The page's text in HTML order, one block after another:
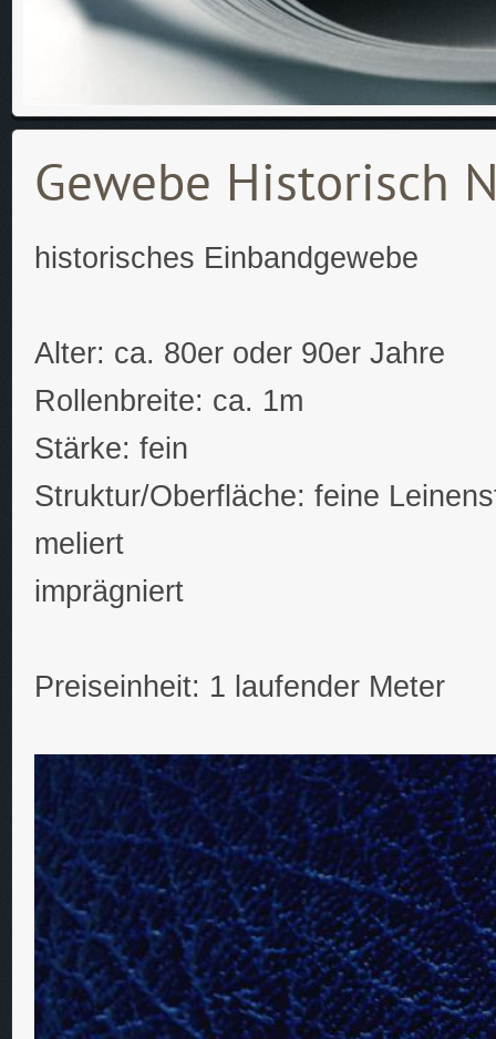
Gewebe Historisch
historisches Einbandgewebe
Alter: ca. 80er oder 90er Jahre
Rollenbreite: ca. 1m
Stärke: fein
Struktur/Oberfläche: feine
meliert
imprägniert
Preiseinheit: 1 laufender Meter